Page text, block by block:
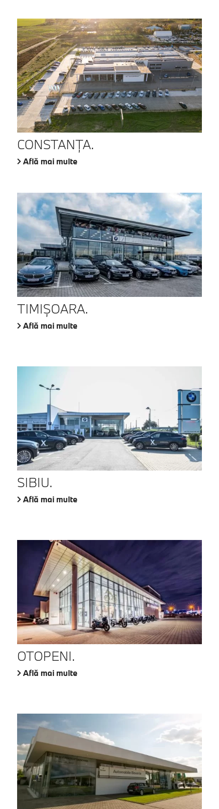
CONSTANŢA.
Află mai multe
TIMIŞOARA.
Află mai multe
SIBIU.
Află mai multe
OTOPENI.
Află mai multe